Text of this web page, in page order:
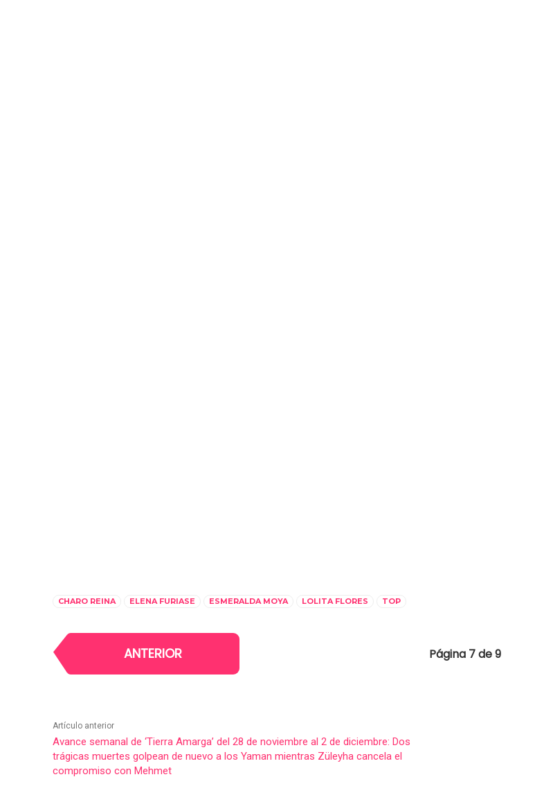
CHARO REINA ELENA FURIASE ESMERALDA MOYA LOLITA FLORES TOP
ANTERIOR Página 7 de 9
Artículo anterior
Avance semanal de ‘Tierra Amarga’ del 28 de noviembre al 2 de diciembre: Dos
trágicas muertes golpean de nuevo a los Yaman mientras Züleyha cancela el
compromiso con Mehmet